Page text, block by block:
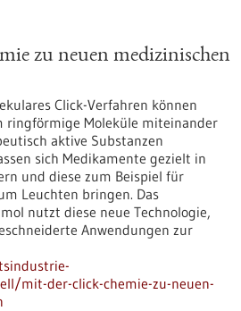
zu neuen medizinischen
Click-Verfahren können
ringförmige Moleküle miteinander
aktive Substanzen
sich Medikamente gezielt in
und diese zum Beispiel für
Leuchten bringen. Das
nutzt diese neue Technologie,
Anwendungen zur
mit-der-click-chemie-zu-neuen-